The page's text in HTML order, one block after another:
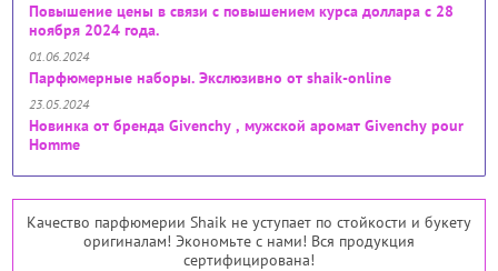
Повышение цены в связи с повышением курса доллара с 28
ноября 2024 года.
01.06.2024
Парфюмерные наборы. Экслюзивно от shaik-online
23.05.2024
Новинка от бренда Givenchy , мужской аромат Givenchy pour
Homme
Качество парфюмерии Shaik не уступает по стойкости и букету
оригиналам! Экономьте с нами! Вся продукция
сертифицирована!